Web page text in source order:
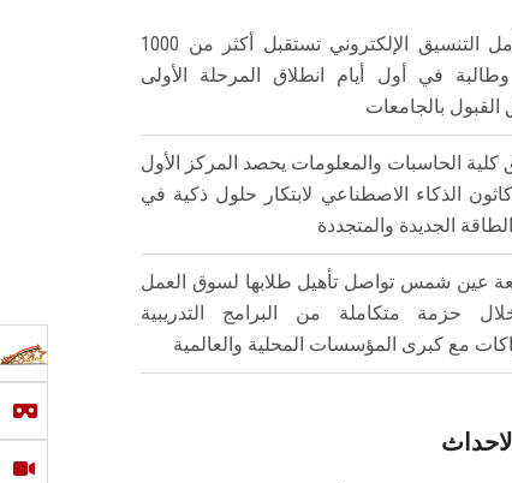
معامل التنسيق الإلكتروني تستقبل أكثر من 1000
وطالبة في أول أيام انطلاق المرحلة الأولى
القبول بالجامعات
كلية الحاسبات والمعلومات يحصد المركز الأول
الذكاء الاصطناعي لابتكار حلول ذكية في
الجديدة والمتجددة
عين شمس تواصل تأهيل طلابها لسوق العمل
حزمة متكاملة من البرامج التدريبية
مع كبرى المؤسسات المحلية والعالمية